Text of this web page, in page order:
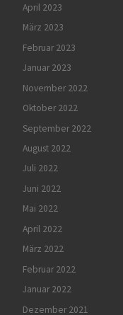
April 2023
März 2023
Februar 2023
Januar 2023
November 2022
Oktober 2022
September 2022
August 2022
Juli 2022
Juni 2022
Mai 2022
April 2022
März 2022
Februar 2022
Januar 2022
Dezember 2021